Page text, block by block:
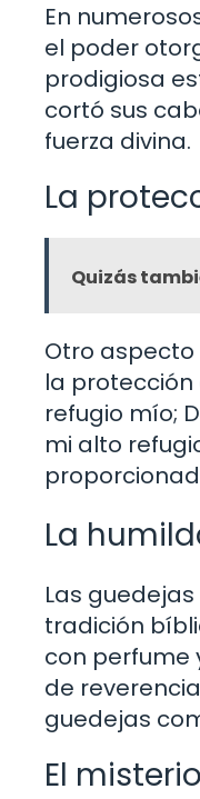
En
el poder
prodigiosa
cortó sus
fuerza divina.
La
Quizás
Otro
la protección
refugio mío;
mi alto
La
Las
tradición
con perfume
de
guedejas
El